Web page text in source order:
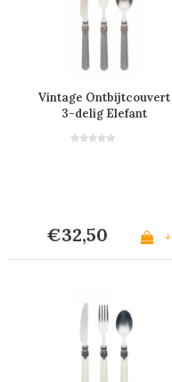
Vintage Ontbijtcouvert
3-delig Elefant
€32,50 +